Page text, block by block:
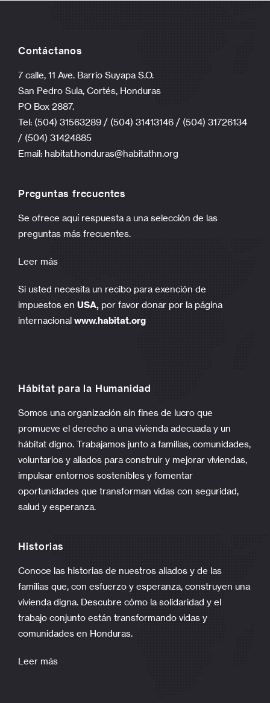
Contáctanos
7 calle, 11 Ave. Barrio Suyapa S.O.
San Pedro Sula, Cortés, Honduras
PO Box 2887.
Tel: (504) 31563289 / (504) 31413146 / (504) 31726134
/ (504) 31424885
Email: habitat.honduras@habitathn.org
Preguntas frecuentes
Se ofrece aquí respuesta a una selección de las
preguntas más frecuentes.
Leer más
Si usted necesita un recibo para exención de
impuestos en USA, por favor donar por la página
internacional www.habitat.org
Hábitat para la Humanidad
Somos una organización sin fines de lucro que
promueve el derecho a una vivienda adecuada y un
hábitat digno. Trabajamos junto a familias, comunidades,
voluntarios y aliados para construir y mejorar viviendas,
impulsar entornos sostenibles y fomentar
oportunidades que transforman vidas con seguridad,
salud y esperanza.
Historias
Conoce las historias de nuestros aliados y de las
familias que, con esfuerzo y esperanza, construyen una
vivienda digna. Descubre cómo la solidaridad y el
trabajo conjunto están transformando vidas y
comunidades en Honduras.
Leer más